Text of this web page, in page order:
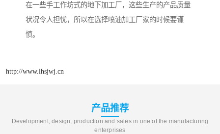
在一些手工作坊式的地下加工厂，这些生产的产品质量
状况令人担忧，所以在选择喷油加工厂家的时候要谨
慎。
http://www.lhsjwj.cn
产品推荐
Development, design, production and sales in one of the manufacturing
enterprises